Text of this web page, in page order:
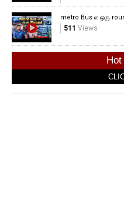
metro Bus ல ஒரு
511 Views